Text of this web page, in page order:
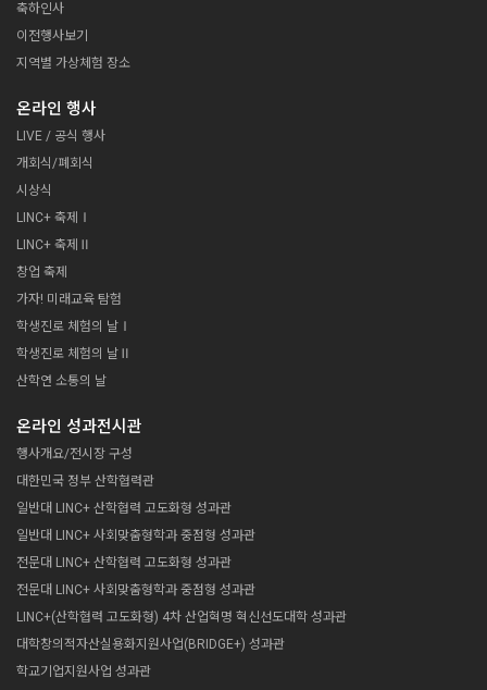
산학연 소통의 날
10:00~12:00
산·학·관 소통포럼
(박경학 부사장, 최원 책임, 한지형 대표, 이현종 대표)
14:00~15:30
산학협력 부문 석학 온라인 대담
(송길영 부사장, 최재붕 교수)
박찬 선생님
12.5 종일
LINC+ 캡스톤디자인 옥션마켓
캡스톤디자인 경진대회 우수작품 모의 투자(옥션마켓) OPEN, 관
람자 모의 투자 진행
12.6 종일
람자 모의 투자 진행
축하인사
이전행사보기
지역별 가상체험 장소
온라인 행사
LIVE / 공식 행사
개회식/폐회식
시상식
LINC+ 축제Ⅰ
LINC+ 축제Ⅱ
창업 축제
가자! 미래교육 탐험
학생진로 체험의 날Ⅰ
학생진로 체험의 날Ⅱ
산학연 소통의 날
온라인 성과전시관
행사개요/전시장 구성
대한민국 정부 산학협력관
일반대 LINC+ 산학협력 고도화형 성과관
일반대 LINC+ 사회맞춤형학과 중점형 성과관
전문대 LINC+ 산학협력 고도화형 성과관
전문대 LINC+ 사회맞춤형학과 중점형 성과관
LINC+(산학협력 고도화형) 4차 산업혁명 혁신선도대학 성과관
대학창의적자산실용화지원사업(BRIDGE+) 성과관
학교기업지원사업 성과관